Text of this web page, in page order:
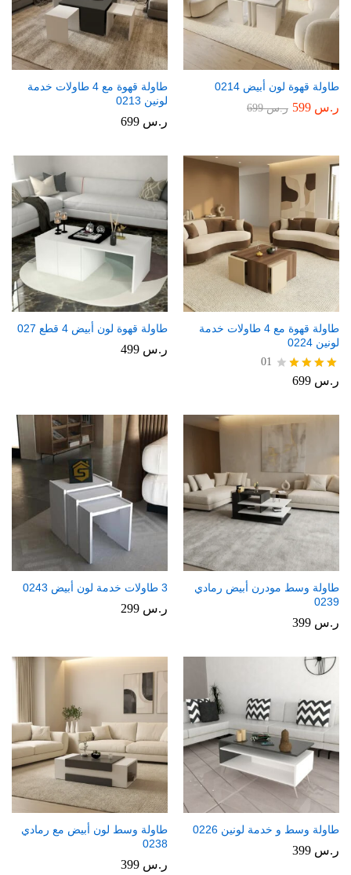
طاولة قهوة لون أبيض 0214
ر.س ر.س699
طاولة قهوة مع 4 طاولات خدمة
لونين 0213
ر.س
طاولة قهوة مع 4 طاولات خدمة
لونين 0224
تم
من 5
01
ر.س
طاولة قهوة لون أبيض 4 قطع 027
ر.س
طاولة وسط مودرن أبيض رمادي
0239
ر.س
3 طاولات خدمة لون أبيض 0243
ر.س
طاولة وسط و خدمة لونين 0226
ر.س
طاولة وسط لون أبيض مع رمادي
0238
ر.س